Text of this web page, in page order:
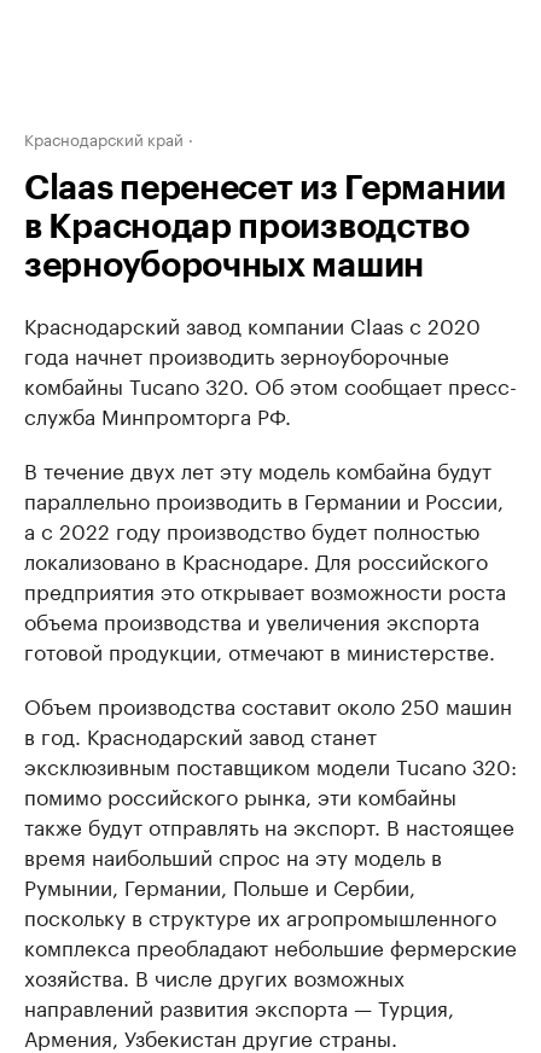
Краснодарский край
Claas перенесет из Германии
в Краснодар производство
зерноуборочных машин
Краснодарский завод компании Claas c 2020
года начнет производить зерноуборочные
комбайны Tucano 320. Об этом сообщает пресс-
служба Минпромторга РФ.
В течение двух лет эту модель комбайна будут
параллельно производить в Германии и России,
а с 2022 году производство будет полностью
локализовано в Краснодаре. Для российского
предприятия это открывает возможности роста
объема производства и увеличения экспорта
готовой продукции, отмечают в министерстве.
Объем производства составит около 250 машин
в год. Краснодарский завод станет
эксклюзивным поставщиком модели Tucano 320:
помимо российского рынка, эти комбайны
также будут отправлять на экспорт. В настоящее
время наибольший спрос на эту модель в
Румынии, Германии, Польше и Сербии,
поскольку в структуре их агропромышленного
комплекса преобладают небольшие фермерские
хозяйства. В числе других возможных
направлений развития экспорта — Турция,
Армения, Узбекистан другие страны.